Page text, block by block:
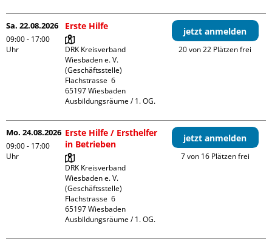
Sa. 22.08.2026
09:00 - 17:00
Uhr
Erste Hilfe
DRK Kreisverband
Wiesbaden e. V.
(Geschäftsstelle)
Flachstrasse  6
65197 Wiesbaden
Ausbildungsräume / 1. OG.
jetzt anmelden
20 von 22 Plätzen frei
Mo. 24.08.2026
09:00 - 17:00
Uhr
Erste Hilfe / Ersthelfer
in Betrieben
DRK Kreisverband
Wiesbaden e. V.
(Geschäftsstelle)
Flachstrasse  6
65197 Wiesbaden
Ausbildungsräume / 1. OG.
jetzt anmelden
7 von 16 Plätzen frei